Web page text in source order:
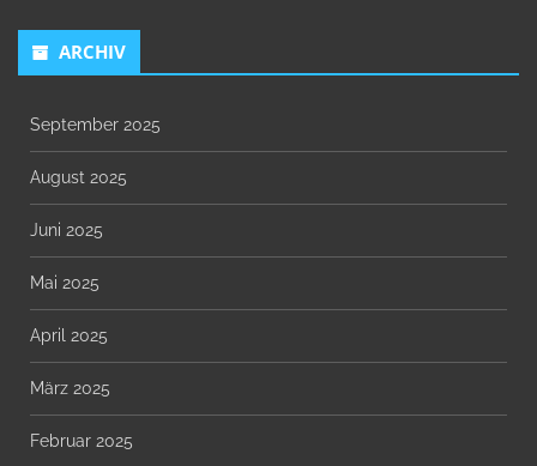
ARCHIV
September 2025
August 2025
Juni 2025
Mai 2025
April 2025
März 2025
Februar 2025